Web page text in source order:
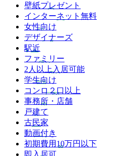
壁紙プレゼント
インターネット無料
女性向け
デザイナーズ
駅近
ファミリー
2人以上入居可能
学生向け
コンロ２口以上
事務所・店舗
戸建て
古民家
動画付き
初期費用10万円以下